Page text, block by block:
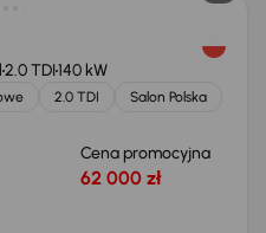
2.0 TDI140 kW
2.0 TDI
Salon Polska
Cena promocyjna
62 000 zł